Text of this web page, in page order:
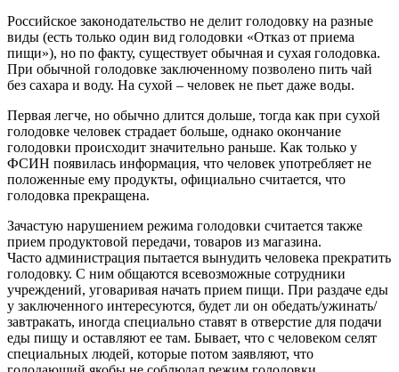
Российское законодательство не делит голодовку на разные
виды (есть только один вид голодовки «Отказ от приема
пищи»), но по факту, существует обычная и сухая голодовка.
При обычной голодовке заключенному позволено пить чай
без сахара и воду. На сухой – человек не пьет даже воды.
Первая легче, но обычно длится дольше, тогда как при сухой
голодовке человек страдает больше, однако окончание
голодовки происходит значительно раньше. Как только у
ФСИН появилась информация, что человек употребляет не
положенные ему продукты, официально считается, что
голодовка прекращена.
Зачастую нарушением режима голодовки считается также
прием продуктовой передачи, товаров из магазина.
Часто администрация пытается вынудить человека прекратить
голодовку. С ним общаются всевозможные сотрудники
учреждений, уговаривая начать прием пищи. При раздаче еды
у заключенного интересуются, будет ли он обедать/ужинать/
завтракать, иногда специально ставят в отверстие для подачи
еды пищу и оставляют ее там. Бывает, что с человеком селят
специальных людей, которые потом заявляют, что